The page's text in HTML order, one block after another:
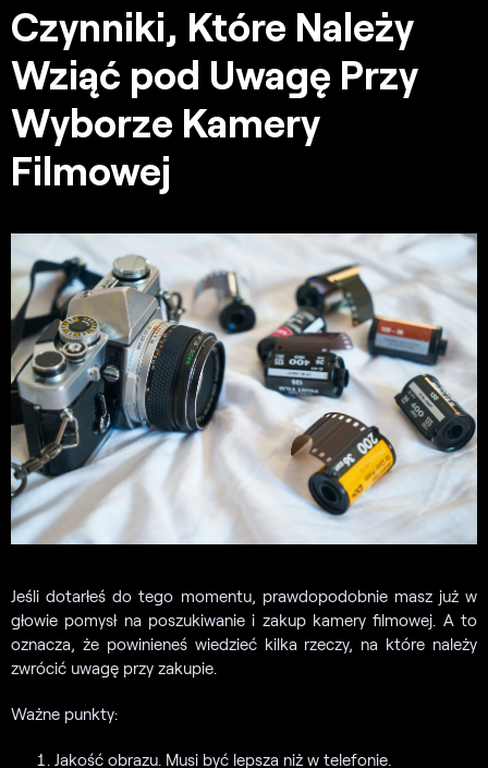
Czynniki, Które Należy
Wziąć pod Uwagę Przy
Wyborze Kamery
Filmowej
Jeśli dotarłeś do tego momentu, prawdopodobnie masz już w
głowie pomysł na poszukiwanie i zakup kamery filmowej. A to
oznacza, że powinieneś wiedzieć kilka rzeczy, na które należy
zwrócić uwagę przy zakupie.
Ważne punkty:
Jakość obrazu. Musi być lepsza niż w telefonie.